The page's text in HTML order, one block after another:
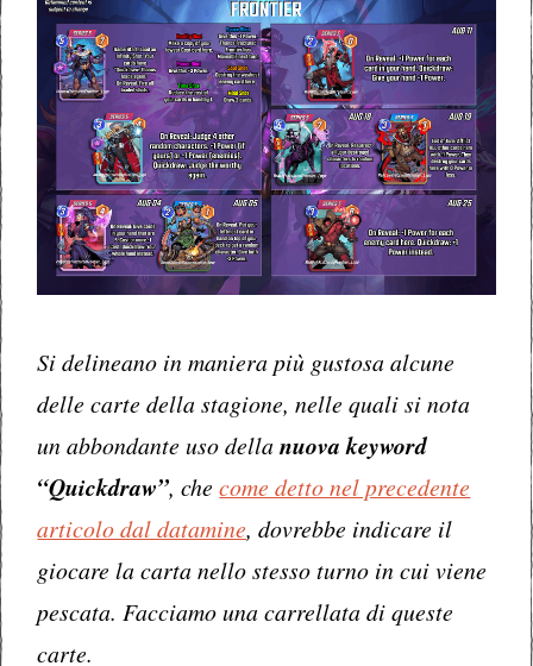
Si delineano in maniera più gustosa alcune
delle carte della stagione, nelle quali si nota
un abbondante uso dellanuova keyword
“Quickdraw”, checome detto nel precedente
articolo dal datamine, dovrebbe indicare il
giocare la carta nello stesso turno in cui viene
pescata. Facciamo una carrellata di queste
carte.